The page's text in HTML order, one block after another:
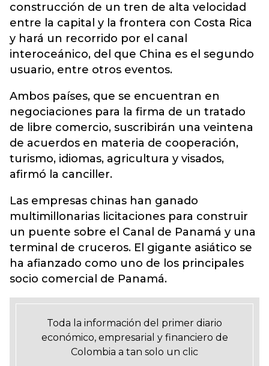
construcción de un tren de alta velocidad
entre la capital y la frontera con Costa Rica
y hará un recorrido por el canal
interoceánico, del que China es el segundo
usuario, entre otros eventos.
Ambos países, que se encuentran en
negociaciones para la firma de un tratado
de libre comercio, suscribirán una veintena
de acuerdos en materia de cooperación,
turismo, idiomas, agricultura y visados,
afirmó la canciller.
Las empresas chinas han ganado
multimillonarias licitaciones para construir
un puente sobre el Canal de Panamá y una
terminal de cruceros. El gigante asiático se
ha afianzado como uno de los principales
socio comercial de Panamá.
Toda la información del primer diario
económico, empresarial y financiero de
Colombia a tan solo un clic